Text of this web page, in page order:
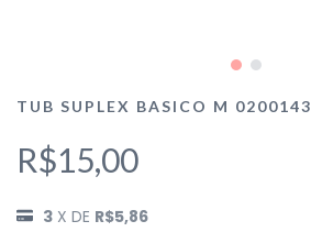
TUB SUPLEX BASICO M 0200143
R$15,00
3 X DE R$5,86